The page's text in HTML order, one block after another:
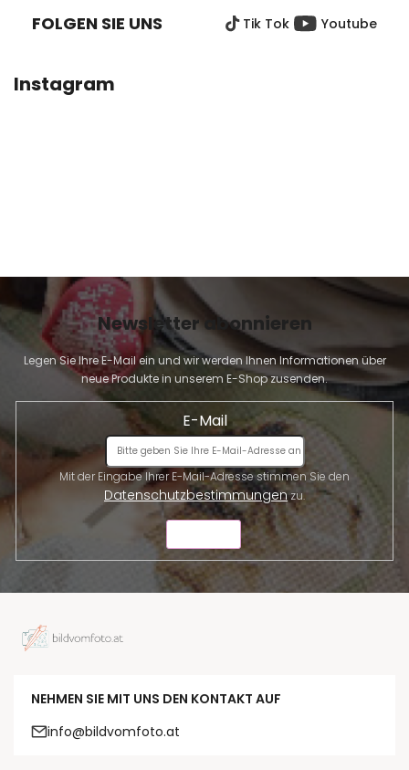
FOLGEN SIE UNS Tik Tok Youtube
Instagram
Newsletter abonnieren
Legen Sie Ihre E-Mail ein und wir werden Ihnen Informationen über
neue Produkte in unserem E-Shop zusenden.
E-Mail
Datenschutzbestimmungenzu.
NEHMEN SIE MIT UNS DEN KONTAKT AUF
info@bildvomfoto.at